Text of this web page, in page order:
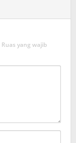
Ruas yang wajib